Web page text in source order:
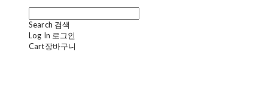
Search 검색
Log In 로그인
Cart장바구니